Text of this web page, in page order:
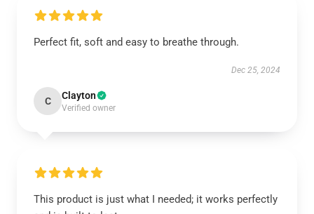
Perfect fit, soft and easy to breathe through.
Dec 25, 2024
C Clayton
Verified owner
This product is just what I needed; it works perfectly